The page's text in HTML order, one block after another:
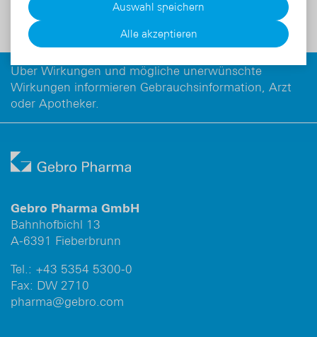
Zum Produkt
Über Wirkungen und mögliche unerwünschte
Wirkungen informieren Gebrauchsinformation, Arzt
oder Apotheker.
Gebro Pharma GmbH
Bahnhofbichl 13
A-6391 Fieberbrunn
Tel.: +43 5354 5300-0
Fax: DW 2710
pharma@gebro.com
Auswahl speichern
Alle akzeptieren